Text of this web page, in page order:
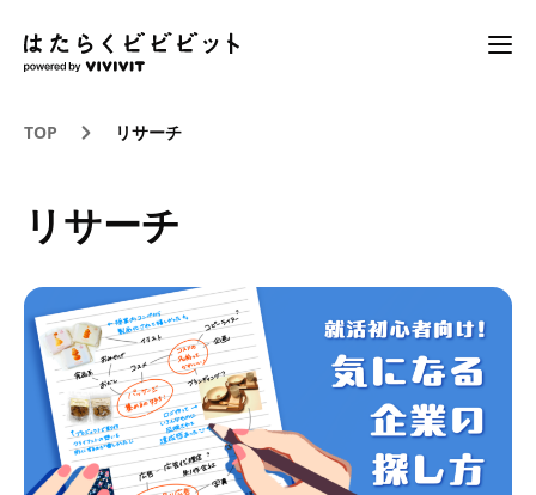
TOP リサーチ
リサーチ